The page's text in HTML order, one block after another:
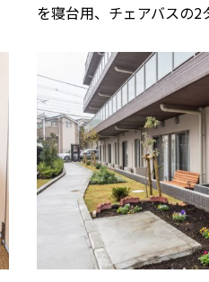
を寝台用、チェアバスの2